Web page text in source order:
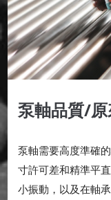
泵軸品質/
泵軸需要高度準確
寸許可差和精準平
小振動，以及在軸